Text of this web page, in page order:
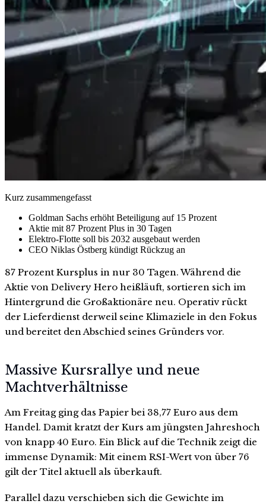
Kurz zusammengefasst
Goldman Sachs erhöht Beteiligung auf 15 Prozent
Aktie mit 87 Prozent Plus in 30 Tagen
Elektro-Flotte soll bis 2032 ausgebaut werden
CEO Niklas Östberg kündigt Rückzug an
87 Prozent Kursplus in nur 30 Tagen. Während die
Aktie von Delivery Hero heißläuft, sortieren sich im
Hintergrund die Großaktionäre neu. Operativ rückt
der Lieferdienst derweil seine Klimaziele in den Fokus
und bereitet den Abschied seines Gründers vor.
Massive Kursrallye und neue
Machtverhältnisse
Am Freitag ging das Papier bei 38,77 Euro aus dem
Handel. Damit kratzt der Kurs am jüngsten Jahreshoch
von knapp 40 Euro. Ein Blick auf die Technik zeigt die
immense Dynamik: Mit einem RSI-Wert von über 76
gilt der Titel aktuell als überkauft.
Parallel dazu verschieben sich die Gewichte im